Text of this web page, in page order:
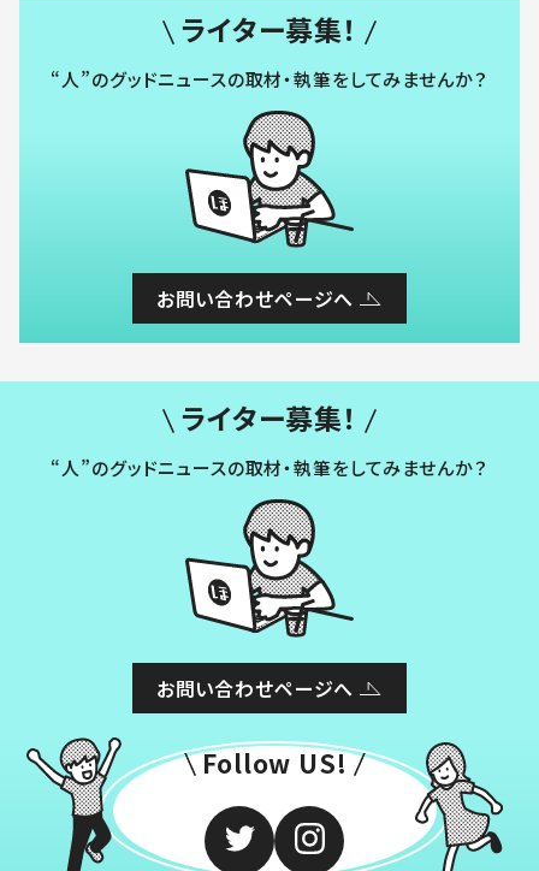
ライター募集！
“人”のグッドニュースの取材・執筆をしてみませんか？
お問い合わせページへ
ライター募集！
“人”のグッドニュースの取材・執筆をしてみませんか？
お問い合わせページへ
Follow US!